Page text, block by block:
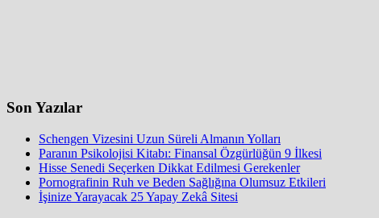
Son Yazılar
Schengen Vizesini Uzun Süreli Almanın Yolları
Paranın Psikolojisi Kitabı: Finansal Özgürlüğün 9 İlkesi
Hisse Senedi Seçerken Dikkat Edilmesi Gerekenler
Pornografinin Ruh ve Beden Sağlığına Olumsuz Etkileri
İşinize Yarayacak 25 Yapay Zekâ Sitesi